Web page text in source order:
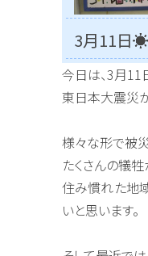
3月11日☀
今日は、3月11
東日本大震災
様々な形で被
たくさんの犠牲
住み慣れた地
いと思います。